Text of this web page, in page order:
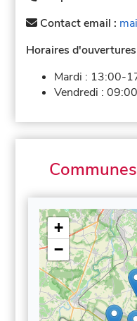
Contact email :
Horaires
Mardi : 13:00-
Vendredi :
+
−